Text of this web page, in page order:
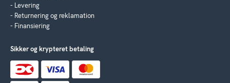
Levering
Returnering og reklamation
Finansiering
Sikker og krypteret betaling